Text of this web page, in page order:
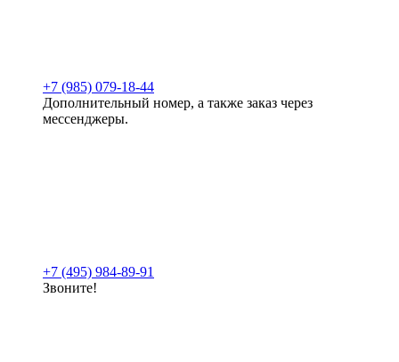
+7 (985) 079-18-44
Дополнительный номер, а также заказ через
мессенджеры.
+7 (495) 984-89-91
Звоните!